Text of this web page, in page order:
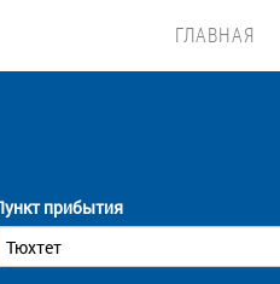
ГЛАВНАЯ
прибытия